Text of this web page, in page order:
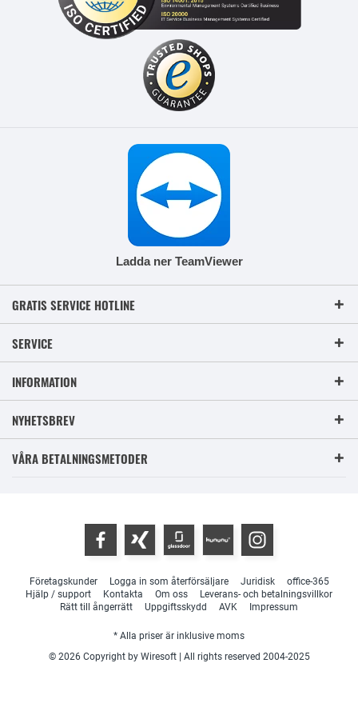
Ladda ner TeamViewer
GRATIS SERVICE HOTLINE
SERVICE
INFORMATION
NYHETSBREV
VÅRA BETALNINGSMETODER
Företagskunder Logga in som återförsäljare Juridisk
office-365
Hjälp / support
Kontakta Om oss
Leverans- och betalningsvillkor
Rätt till ångerrätt
Uppgiftsskydd AVK Impressum
* Alla priser är inklusive moms
© 2026 Copyright by Wiresoft | All rights reserved 2004-2025